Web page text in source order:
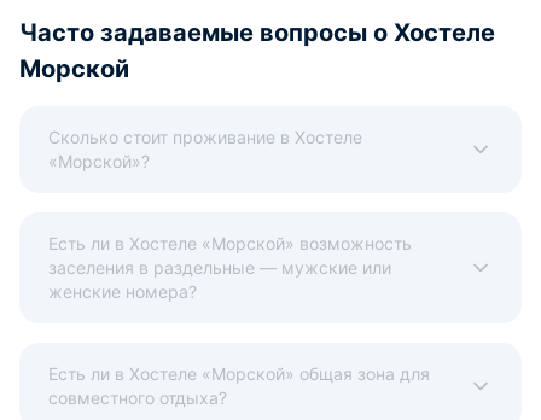
Часто задаваемые вопросы о Хостеле
Морской
Сколько стоит проживание в Хостеле
«Морской»?
Есть ли в Хостеле «Морской» возможность
заселения в раздельные — мужские или
женские номера?
Есть ли в Хостеле «Морской» общая зона для
совместного отдыха?